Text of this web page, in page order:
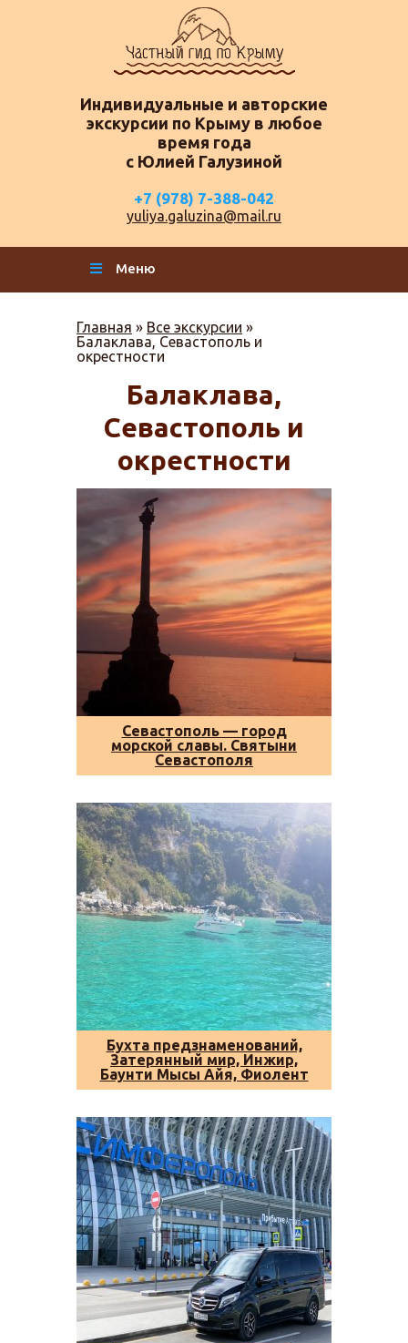
Индивидуальные и авторские
экскурсии по Крыму в любое
время года
с Юлией Галузиной
+7 (978) 7-388-042
yuliya.galuzina@mail.ru
Меню
Главная » Все экскурсии »
Балаклава, Севастополь и
окрестности
Балаклава,
Севастополь и
окрестности
Севастополь — город
морской славы. Святыни
Севастополя
Бухта предзнаменований,
Затерянный мир, Инжир,
Баунти Мысы Айя, Фиолент